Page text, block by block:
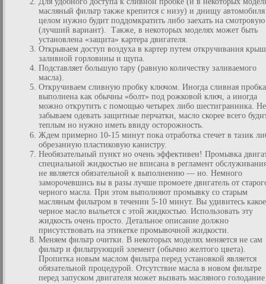
масляный фильтр также крепится с низу) и днищу
целом нужно будит поддомкратить либо заехать на
(лучший вариант). Также, в некоторых моделях может быть
установлена «защита» картера двигателя.
Открываем доступ воздуха в картер путем откручивания
заливной горловины и щупа.
Подставляет большую тару (равную количеству заливаемого
масла).
Откручиваем сливную пробку ключом. Иногда сливная пробка
выполнена как обычны «болт» под рожковой ключ, а иногда
можно открутить с помощью четырех либо шестигранника. Не
забываем одевать защитные перчатки, масло скорее всего
теплым но нужно иметь ввиду осторожность.
Ждем примерно 10-15 минут пока отработка стечет в тазик
обрезанную пластиковую канистру.
Необязательный пункт но очень эффективен! Промывка
специальной жидкостью не вписана в регламент
не является обязательной к выполнению — но. Немного
заморочевшись вы в разы лучше промоете двигатель от
черного масла. При этом выполняют промывку со старым
масляным фильтром в течении 5-10 минут. Вы удивитесь какое
черное масло выльется с этой жидкостью. Использовать эту
жидкость очень просто. Детальное описание должно
присутствовать на этикетке промывочной жидкости.
Меняем фильтр очитки. В некоторых моделях меняется не сам
фильтр и фильтрующий элемент (обычно желтого цвета).
Пропитка новым маслом фильтра перед установкой является
обязательной процедурой. Отсутствие масла в новом фильтре
перед запуском двигателя может вызвать масляного